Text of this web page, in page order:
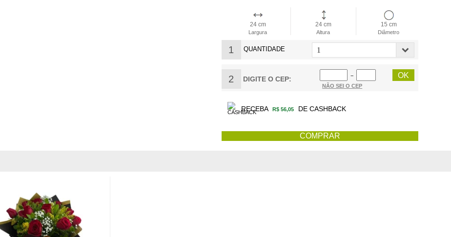
24 cm
Largura
24 cm
Altura
15 cm
Diâmetro
1 QUANTIDADE
2 DIGITE O CEP:
−
NÃO SEI O CEP
RECEBA R$ 56,05 DE CASHBACK